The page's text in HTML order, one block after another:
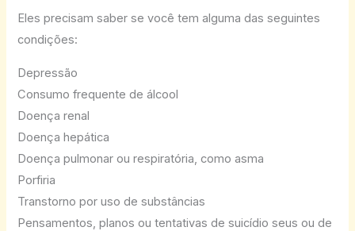
Eles precisam saber se você tem alguma das seguintes
condições:
Depressão
Consumo frequente de álcool
Doença renal
Doença hepática
Doença pulmonar ou respiratória, como asma
Porfiria
Transtorno por uso de substâncias
Pensamentos, planos ou tentativas de suicídio seus ou de